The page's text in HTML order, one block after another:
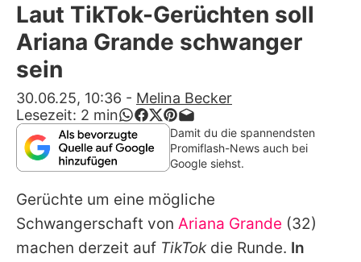
Stars
Filme & Serien
Lifestyle
Familie & Liebe
Promiflash Exklusiv
Alle Themen auf Promiflash
Jobs
Laut TikTok-Gerüchten soll
Ariana Grande schwanger
sein
30.06.25, 10:36 - Melina Becker
Lesezeit: 2 min
Damit du die spannendsten
Promiflash-News auch bei
Google siehst.
Gerüchte um eine mögliche
Schwangerschaft von Ariana Grande (32)
machen derzeit auf TikTokdie Runde. In